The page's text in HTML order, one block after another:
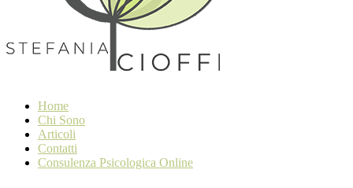
Home
Chi Sono
Articoli
Contatti
Consulenza Psicologica Online